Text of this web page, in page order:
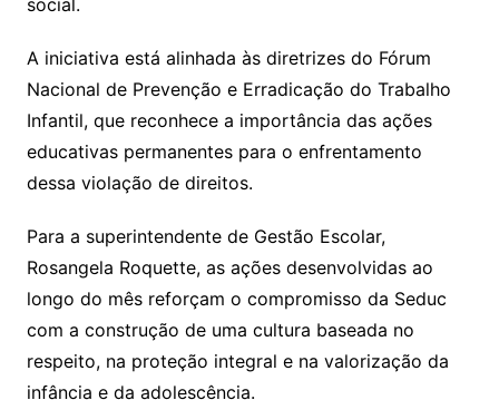
A iniciativa está alinhada às diretrizes do Fórum
Nacional de Prevenção e Erradicação do Trabalho
Infantil, que reconhece a importância das ações
educativas permanentes para o enfrentamento
dessa violação de direitos.
Para a superintendente de Gestão Escolar,
Rosangela Roquette, as ações desenvolvidas ao
longo do mês reforçam o compromisso da Seduc
com a construção de uma cultura baseada no
respeito, na proteção integral e na valorização da
infância e da adolescência.